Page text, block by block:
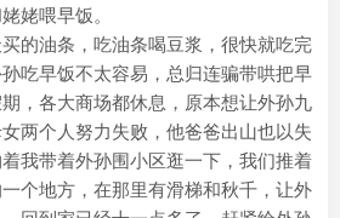
姥喂早饭。
的油条，吃油条喝豆浆，很快就吃完
吃早饭不太容易，总归连骗带哄把早
，各大商场都休息，原本想让外孙九
两个人努力失败，他爸爸出山也以失
我带着外孙围小区逛一下，我们推着
个地方，在那里有滑梯和秋千，让外